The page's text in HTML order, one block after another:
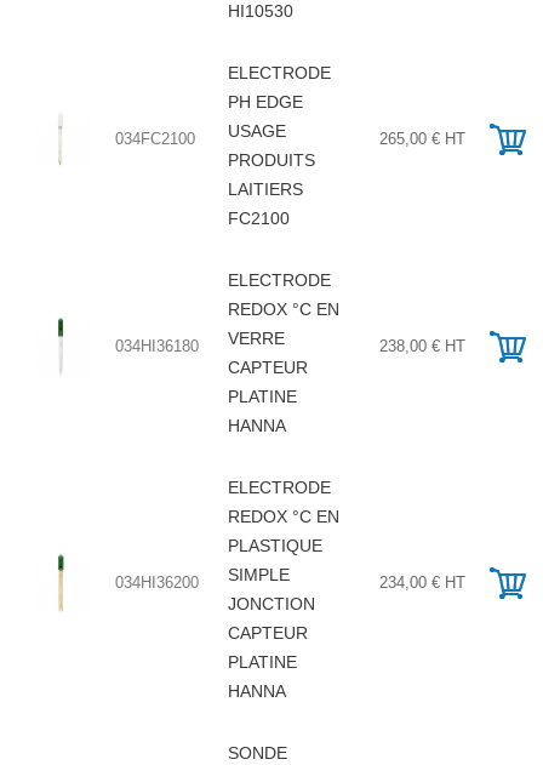
HI10530
034FC2100
ELECTRODE
PH EDGE
USAGE
PRODUITS
LAITIERS
FC2100
265,00 € HT
034HI36180
ELECTRODE
REDOX °C EN
VERRE
CAPTEUR
PLATINE
HANNA
238,00 € HT
034HI36200
ELECTRODE
REDOX °C EN
PLASTIQUE
SIMPLE
JONCTION
CAPTEUR
PLATINE
HANNA
234,00 € HT
SONDE